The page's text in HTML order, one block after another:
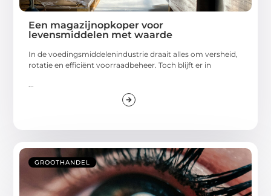
Een magazijnopkoper voor
levensmiddelen met waarde
In de voedingsmiddelenindustrie draait alles om versheid,
rotatie en efficiënt voorraadbeheer. Toch blijft er in
...
GROOTHANDEL